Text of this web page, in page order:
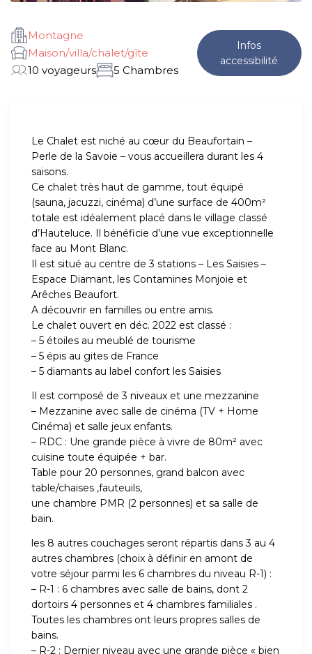
Montagne
Maison/villa/chalet/gîte
10 voyageurs
5 Chambres
Infos
accessibilité
Le Chalet est niché au cœur du Beaufortain –
Perle de la Savoie – vous accueillera durant les 4
saisons.
Ce chalet très haut de gamme, tout équipé
(sauna, jacuzzi, cinéma) d’une surface de 400m²
totale est idéalement placé dans le village classé
d’Hauteluce. Il bénéficie d’une vue exceptionnelle
face au Mont Blanc.
Il est situé au centre de 3 stations – Les Saisies –
Espace Diamant, les Contamines Monjoie et
Arêches Beaufort.
A découvrir en familles ou entre amis.
Le chalet ouvert en déc. 2022 est classé :
– 5 étoiles au meublé de tourisme
– 5 épis au gites de France
– 5 diamants au label confort les Saisies
Il est composé de 3 niveaux et une mezzanine
– Mezzanine avec salle de cinéma (TV + Home
Cinéma) et salle jeux enfants.
– RDC : Une grande pièce à vivre de 80m² avec
cuisine toute équipée + bar.
Table pour 20 personnes, grand balcon avec
table/chaises ,fauteuils,
une chambre PMR (2 personnes) et sa salle de
bain.
les 8 autres couchages seront répartis dans 3 au 4
autres chambres (choix à définir en amont de
votre séjour parmi les 6 chambres du niveau R-1) :
– R-1 : 6 chambres avec salle de bains, dont 2
dortoirs 4 personnes et 4 chambres familiales .
Toutes les chambres ont leurs propres salles de
bains.
– R-2 : Dernier niveau avec une grande pièce « bien